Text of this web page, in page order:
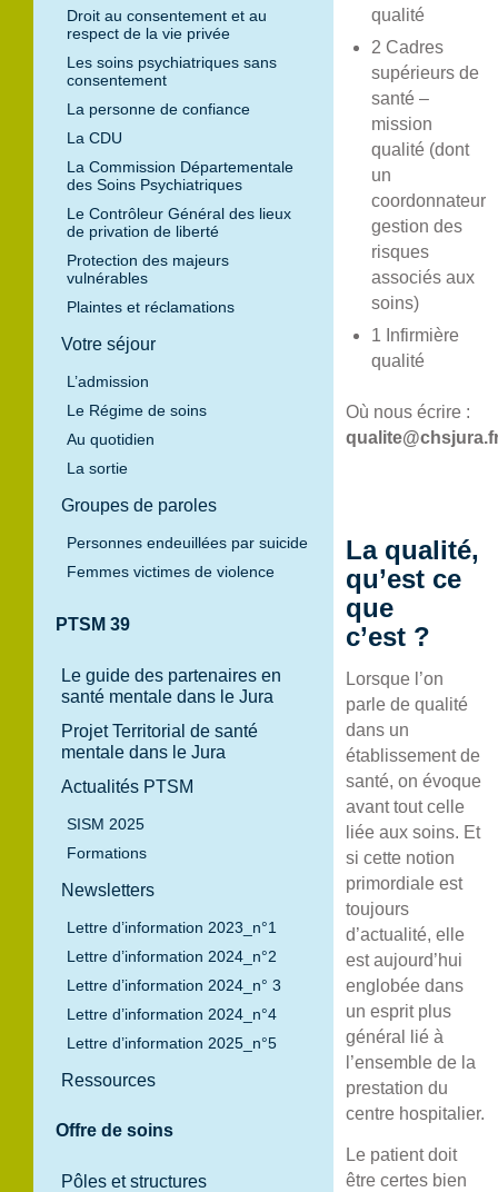
Droit au consentement et au
respect de la vie privée
Les soins psychiatriques sans
consentement
La personne de confiance
La CDU
La Commission Départementale
des Soins Psychiatriques
Le Contrôleur Général des lieux
de privation de liberté
Protection des majeurs
vulnérables
Plaintes et réclamations
Votre séjour
L’admission
Le Régime de soins
Au quotidien
La sortie
Groupes de paroles
Personnes endeuillées par suicide
Femmes victimes de violence
PTSM 39
Le guide des partenaires en
santé mentale dans le Jura
Projet Territorial de santé
mentale dans le Jura
Actualités PTSM
SISM 2025
Formations
Newsletters
Lettre d’information 2023_n°1
Lettre d’information 2024_n°2
Lettre d’information 2024_n° 3
Lettre d’information 2024_n°4
Lettre d’information 2025_n°5
Ressources
Offre de soins
Pôles et structures
qualité
2 Cadres
supérieurs de
santé –
mission
qualité (dont
un
coordonnateur
gestion des
risques
associés aux
soins)
1 Infirmière
qualité
Où nous écrire :
La qualité,
qu’est ce
que
c’est ?
Lorsque l’on
parle de qualité
dans un
établissement de
santé, on évoque
avant tout celle
liée aux soins. Et
si cette notion
primordiale est
toujours
d’actualité, elle
est aujourd’hui
englobée dans
un esprit plus
général lié à
l’ensemble de la
prestation du
centre hospitalier.
Le patient doit
être certes bien